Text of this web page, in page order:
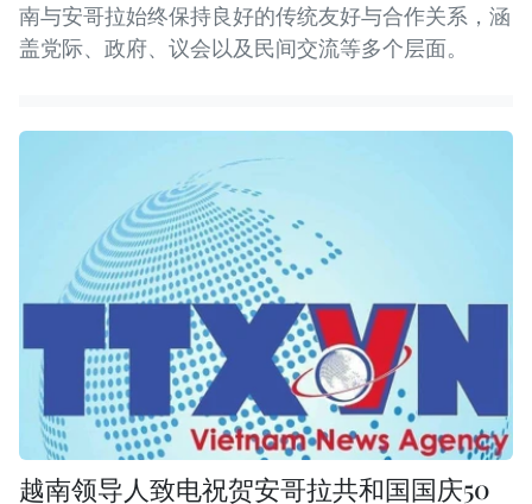
南与安哥拉始终保持良好的传统友好与合作关系，涵
盖党际、政府、议会以及民间交流等多个层面。
越南领导人致电祝贺安哥拉共和国国庆50